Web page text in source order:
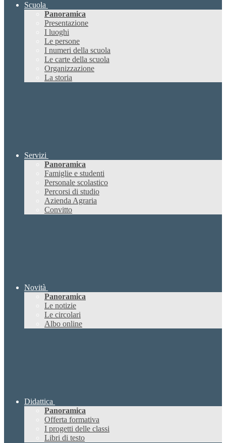
Scuola
Panoramica
Presentazione
I luoghi
Le persone
I numeri della scuola
Le carte della scuola
Organizzazione
La storia
Servizi
Panoramica
Famiglie e studenti
Personale scolastico
Percorsi di studio
Azienda Agraria
Convitto
Novità
Panoramica
Le notizie
Le circolari
Albo online
Didattica
Panoramica
Offerta formativa
I progetti delle classi
Libri di testo